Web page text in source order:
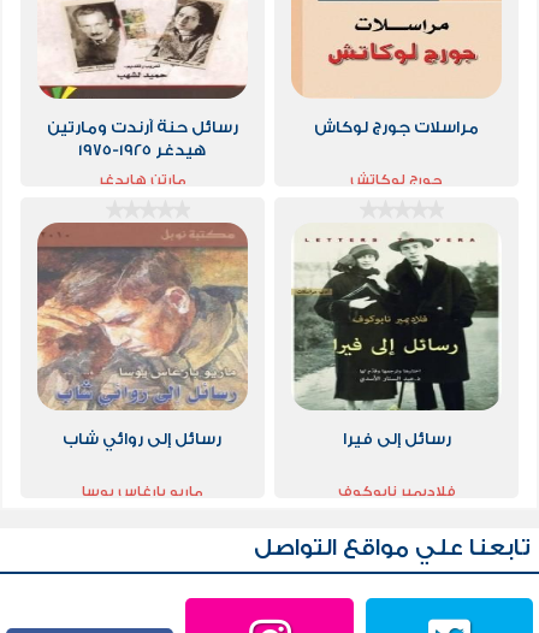
مراسلات جورج لوكاش
جورج لوكاتش
رسائل حنة آرندت ومارتين
هيدغر 1925-1975
مارتن هايدغر
رسائل إلى فيرا
فلاديمير نابوكوف
رسائل إلى روائي شاب
ماريو بارغاس يوسا
تابعنا علي مواقع التواصل